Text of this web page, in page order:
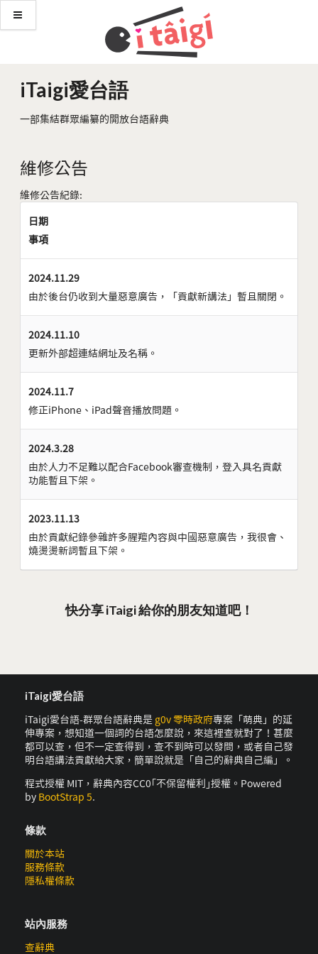
iTaigi愛台語
一部集結群眾編纂的開放台語辭典
維修公告
維修公告紀錄:
日期
事項
2024.11.29
由於後台仍收到大量惡意廣告，「貢獻新講法」暫且關閉。
2024.11.10
更新外部超連結網址及名稱。
2024.11.7
修正iPhone、iPad聲音播放問題。
2024.3.28
由於人力不足難以配合Facebook審查機制，登入具名貢獻
功能暫且下架。
2023.11.13
由於貢獻紀錄參雜許多腥羶內容與中國惡意廣告，我很會、
燒燙燙新詞暫且下架。
快分享 iTaigi 給你的朋友知道吧！
iTaigi愛台語
iTaigi愛台語-群眾台語辭典是 g0v 零時政府專案「萌典」的延
伸專案，想知道一個詞的台語怎麼說，來這裡查就對了！甚麼
都可以查，但不一定查得到，查不到時可以發問，或者自己發
明台語講法貢獻給大家，簡單說就是「自己的辭典自己編」。
程式授權 MIT，辭典內容CC0｢不保留權利｣授權。Powered
by BootStrap 5.
條款
關於本站
服務條款
隱私權條款
站內服務
查辭典